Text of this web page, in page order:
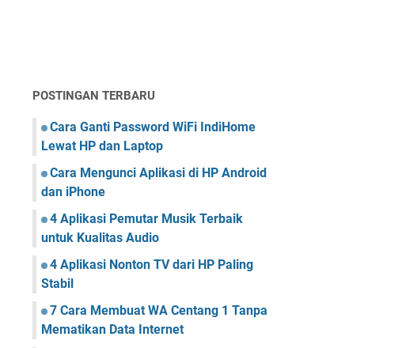
POSTINGAN TERBARU
Cara Ganti Password WiFi IndiHome
Lewat HP dan Laptop
Cara Mengunci Aplikasi di HP Android
dan iPhone
4 Aplikasi Pemutar Musik Terbaik
untuk Kualitas Audio
4 Aplikasi Nonton TV dari HP Paling
Stabil
7 Cara Membuat WA Centang 1 Tanpa
Mematikan Data Internet